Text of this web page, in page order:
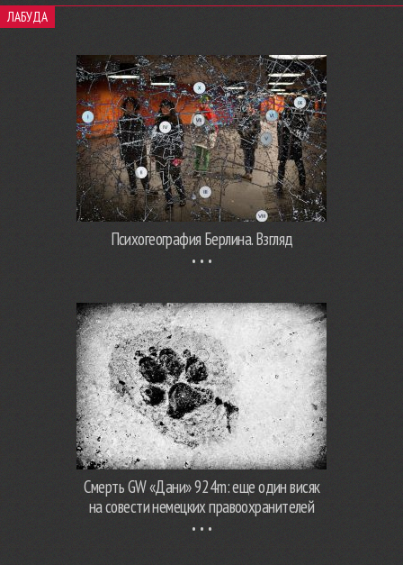
ЛАБУДА
Психогеография Берлина. Взгляд
Смерть GW «Дани» 924m: еще один висяк
на совести немецких правоохранителей